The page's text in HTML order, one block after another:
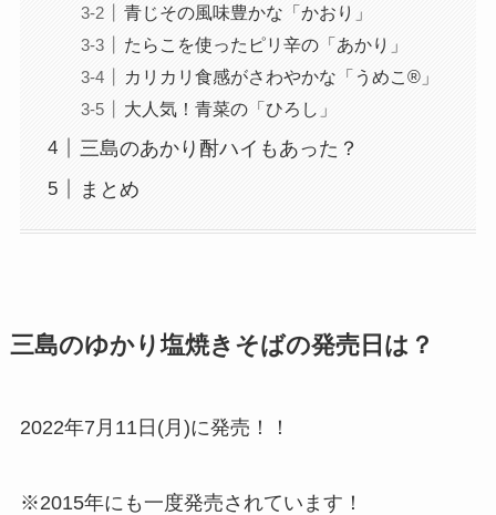
青じその風味豊かな「かおり」
たらこを使ったピリ辛の「あかり」
カリカリ食感がさわやかな「うめこ®」
大人気！青菜の「ひろし」
三島のあかり酎ハイもあった？
まとめ
三島のゆかり塩焼きそばの発売日は？
2022年7月11日(月)に発売！！
※2015年にも一度発売されています！